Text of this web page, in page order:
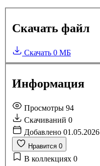
Скачать файл
Скачать 0 МБ
Информация
Просмотры 94
Скачиваний 0
Добавлено 01.05.2026
Нравится 0
В коллекциях 0